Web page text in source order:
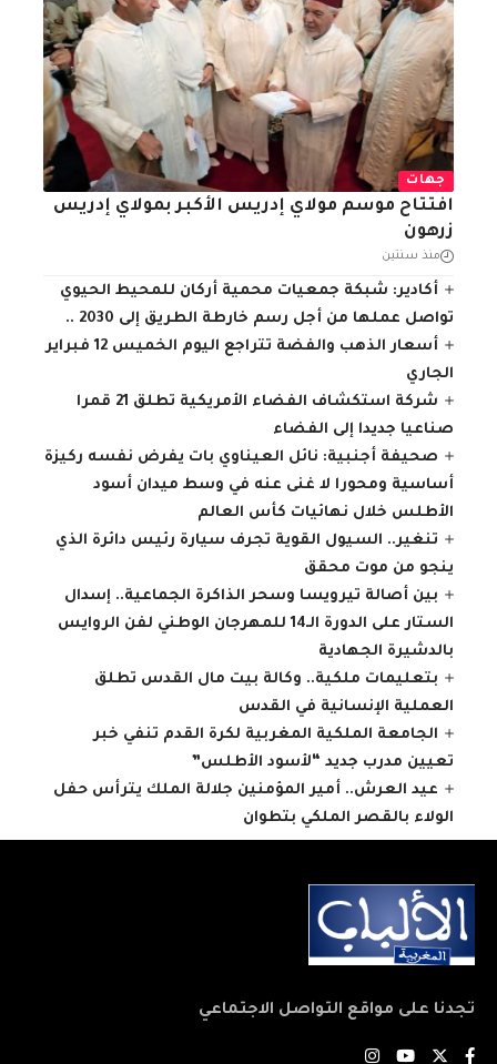
جهات
افتتاح موسم مولاي إدريس الأكبر بمولاي إدريس
زرهون
منذ سنتين
أكادير: شبكة جمعيات محمية أركان للمحيط الحيوي
تواصل عملها من أجل رسم خارطة الطريق إلى 2030 ..
أسعار الذهب والفضة تتراجع اليوم الخميس 12 فبراير
الجاري
شركة استكشاف الفضاء الأمريكية تطلق 21 قمرا
صناعيا جديدا إلى الفضاء
صحيفة أجنبية: نائل العيناوي بات يفرض نفسه ركيزة
أساسية ومحورا لا غنى عنه في وسط ميدان أسود
الأطلس خلال نهائيات كأس العالم
تنغير.. السيول القوية تجرف سيارة رئيس دائرة الذي
ينجو من موت محقق
بين أصالة تيرويسا وسحر الذاكرة الجماعية.. إسدال
الستار على الدورة الـ14 للمهرجان الوطني لفن الروايس
بالدشيرة الجهادية
بتعليمات ملكية.. وكالة بيت مال القدس تطلق
العملية الإنسانية في القدس
الجامعة الملكية المغربية لكرة القدم تنفي خبر
تعيين مدرب جديد “لأسود الأطلس”
عيد العرش.. أمير المؤمنين جلالة الملك يترأس حفل
الولاء بالقصر الملكي بتطوان
تجدنا على مواقع التواصل الاجتماعي